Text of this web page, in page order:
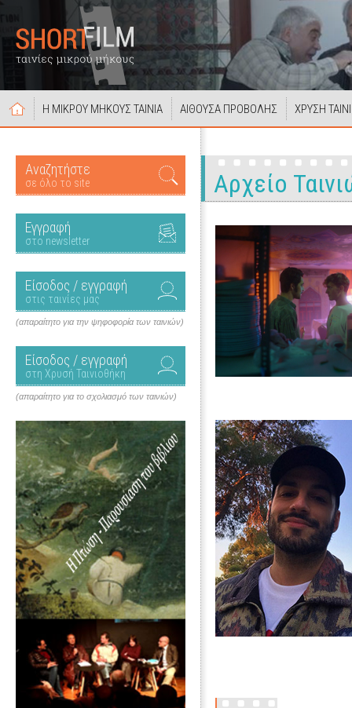
Η ΜΙΚΡΟΥ ΜΗΚΟΥΣ ΤΑΙΝΙΑ ΑΙΘΟΥΣΑ ΠΡΟΒΟΛΗΣ ΧΡΥΣΗ
Αναζητήστε
σε όλο το site
Εγγραφή
στο newsletter
Είσοδος / εγγραφή
στις ταινίες μας
(απαραίτητο για την ψηφοφορία των ταινιών)
Είσοδος / εγγραφή
στη Χρυσή Ταινιοθήκη
(απαραίτητο για το σχολιασμό των ταινιών)
Αρχείο